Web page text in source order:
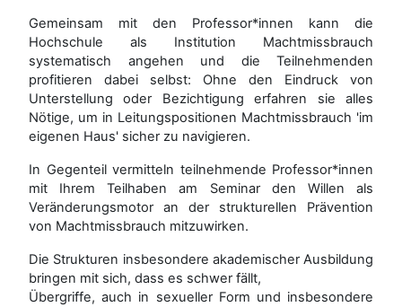
Gemeinsam mit den Professor*innen kann die
Hochschule als Institution Machtmissbrauch
systematisch angehen und die Teilnehmenden
profitieren dabei selbst: Ohne den Eindruck von
Unterstellung oder Bezichtigung erfahren sie alles
Nötige, um in Leitungspositionen Machtmissbrauch 'im
eigenen Haus' sicher zu navigieren.
In Gegenteil vermitteln teilnehmende Professor*innen
mit Ihrem Teilhaben am Seminar den Willen als
Veränderungsmotor an der strukturellen Prävention
von Machtmissbrauch mitzuwirken.
Die Strukturen insbesondere akademischer Ausbildung
bringen mit sich, dass es schwer fällt,
Übergriffe, auch in sexueller Form und insbesondere